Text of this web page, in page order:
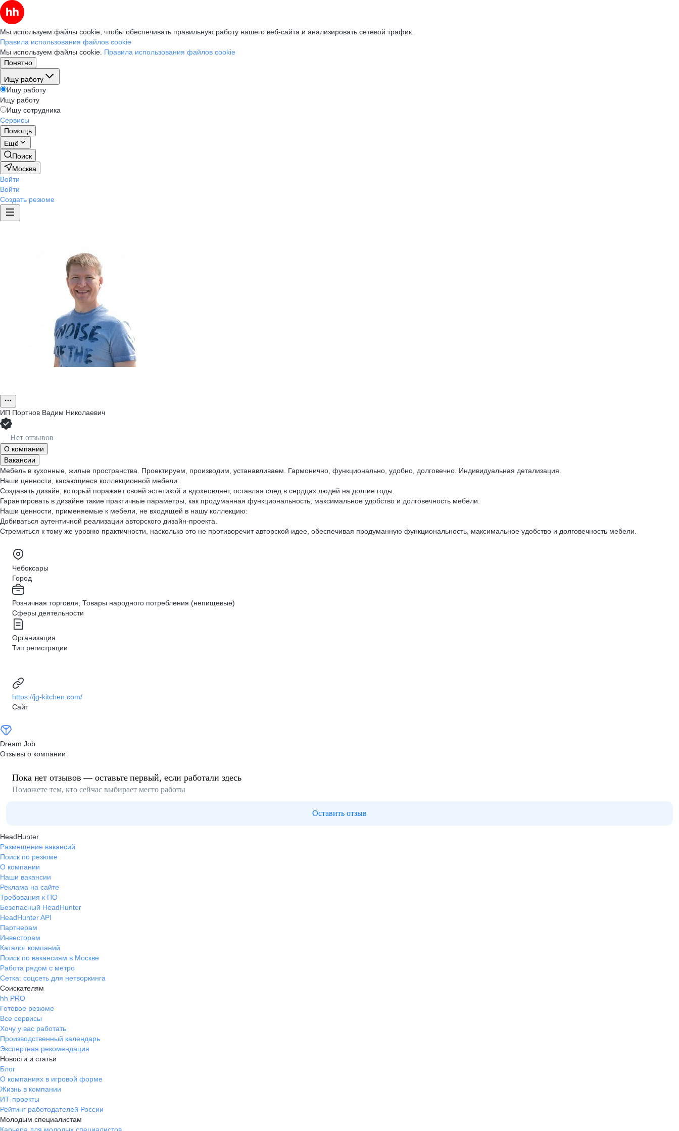
Мы используем файлы cookie, чтобы обеспечивать правильную работу нашего веб-сайта и анализировать сетевой трафик.
Правила использования файлов cookie
Мы используем файлы cookie. Правила использования файлов cookie
Понятно
Ищу работу
Ищу работу
Ищу работу
Ищу сотрудника
Сервисы
Помощь
Ещё
Поиск
Москва
Войти
Войти
Создать резюме
ИП Портнов Вадим Николаевич
Нет отзывов
О компании
Вакансии
Мебель в кухонные, жилые пространства. Проектируем, производим, устанавливаем. Гармонично, функционально, удобно, долговечно. Индивидуальная детализация.
Наши ценности, касающиеся коллекционной мебели:
Создавать дизайн, который поражает своей эстетикой и вдохновляет, оставляя след в сердцах людей на долгие годы.
Гарантировать в дизайне такие практичные параметры, как продуманная функциональность, максимальное удобство и долговечность мебели.
Наши ценности, применяемые к мебели, не входящей в нашу коллекцию:
Добиваться аутентичной реализации авторского дизайн-проекта.
Стремиться к тому же уровню практичности, насколько это не противоречит авторской идее, обеспечивая продуманную функциональность, максимальное удобство и долговечность мебели.
Чебоксары
Город
Розничная торговля, Товары народного потребления (непищевые)
Сферы деятельности
Организация
Тип регистрации
https://jg-kitchen.com/
Сайт
Dream Job
Отзывы о компании
Пока нет отзывов — оставьте первый, если работали здесь
Поможете тем, кто сейчас выбирает место работы
Оставить отзыв
HeadHunter
Размещение вакансий
Поиск по резюме
О компании
Наши вакансии
Реклама на сайте
Требования к ПО
Безопасный HeadHunter
HeadHunter API
Партнерам
Инвесторам
Каталог компаний
Поиск по вакансиям в Москве
Работа рядом с метро
Сетка: соцсеть для нетворкинга
Соискателям
hh PRO
Готовое резюме
Все сервисы
Хочу у вас работать
Производственный календарь
Экспертная рекомендация
Новости и статьи
Блог
О компаниях в игровой форме
Жизнь в компании
ИТ-проекты
Рейтинг работодателей России
Молодым специалистам